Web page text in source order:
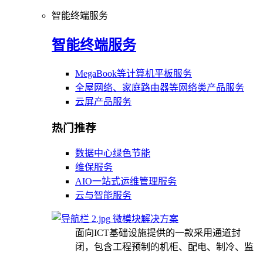
智能终端服务
智能终端服务
MegaBook等计算机平板服务
全屋网络、家庭路由器等网络类产品服务
云屏产品服务
热门推荐
数据中心绿色节能
维保服务
AIO一站式运维管理服务
云与智能服务
微模块解决方案
面向ICT基础设施提供的一款采用通道封
闭，包含工程预制的机柜、配电、制冷、监